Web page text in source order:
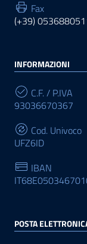
Fax
(+39)
INFORMAZIONI
C.F. / P.IVA
93036670367
Cod. Univoco
UFZ6ID
IBAN
POSTA